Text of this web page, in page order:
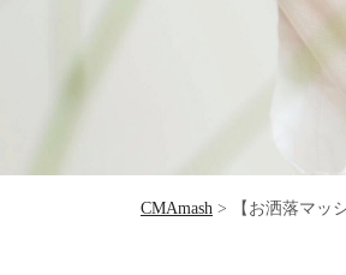
CMAmash > 【お洒落マッ